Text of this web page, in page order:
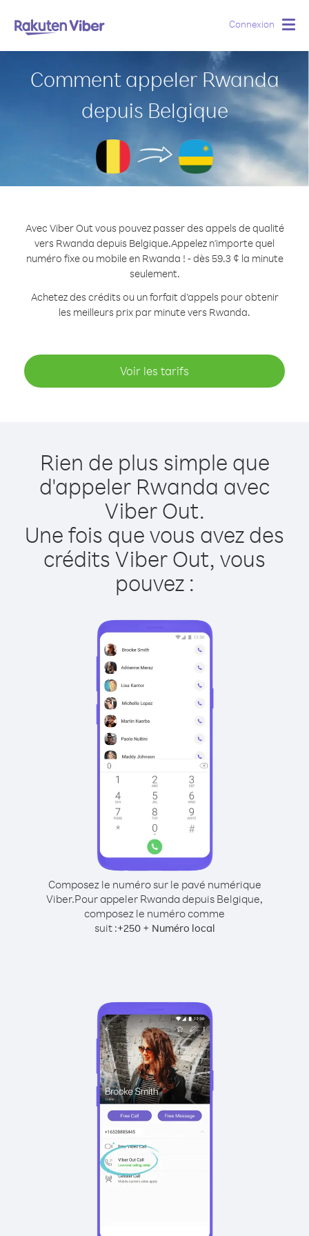
Connexion
Comment appeler Rwanda
depuis Belgique
Avec Viber Out vous pouvez passer des appels de qualité
vers Rwanda depuis Belgique.Appelez n'importe quel
numéro fixe ou mobile en Rwanda ! - dès 59.3 ¢ la minute
seulement.
Achetez des crédits ou un forfait d’appels pour obtenir
les meilleurs prix par minute vers Rwanda.
Voir les tarifs
Rien de plus simple que
d'appeler Rwanda avec
Viber Out.
Une fois que vous avez des
crédits Viber Out, vous
pouvez :
Composez le numéro sur le pavé numérique
Viber.Pour appeler Rwanda depuis Belgique,
composez le numéro comme
suit :+250+ Numéro local